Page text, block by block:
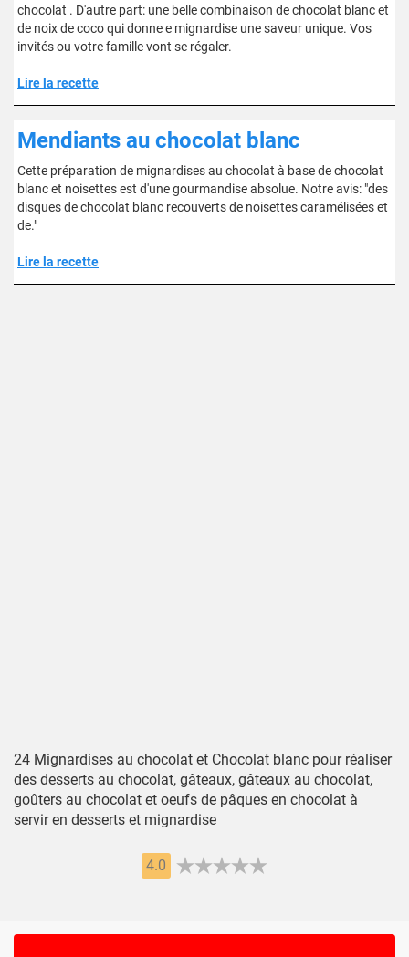
chocolat . D'autre part: une belle combinaison de chocolat blanc et
de noix de coco qui donne e mignardise une saveur unique. Vos
invités ou votre famille vont se régaler.
Lire la recette
Mendiants au chocolat blanc
Cette préparation de mignardises au chocolat à base de chocolat
blanc et noisettes est d'une gourmandise absolue. Notre avis: "des
disques de chocolat blanc recouverts de noisettes caramélisées et
de."
Lire la recette
24 Mignardises au chocolat et Chocolat blanc pour réaliser
des desserts au chocolat, gâteaux, gâteaux au chocolat,
goûters au chocolat et oeufs de pâques en chocolat à
servir en desserts et mignardise
4.0